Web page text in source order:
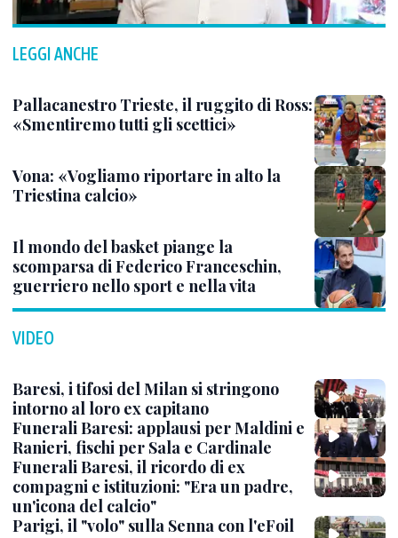
LEGGI ANCHE
Pallacanestro Trieste, il ruggito di Ross:
«Smentiremo tutti gli scettici»
Vona: «Vogliamo riportare in alto la
Triestina calcio»
Il mondo del basket piange la
scomparsa di Federico Franceschin,
guerriero nello sport e nella vita
VIDEO
Baresi, i tifosi del Milan si stringono
intorno al loro ex capitano
Funerali Baresi: applausi per Maldini e
Ranieri, fischi per Sala e Cardinale
Funerali Baresi, il ricordo di ex
compagni e istituzioni: "Era un padre,
un'icona del calcio"
Parigi, il "volo" sulla Senna con l'eFoil